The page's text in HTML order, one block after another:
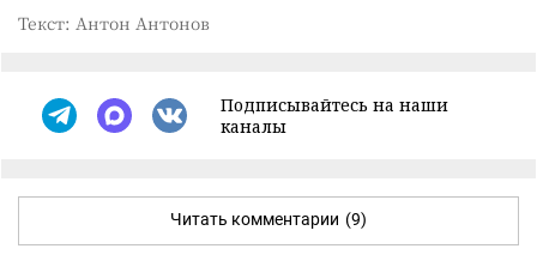
Текст: Антон Антонов
Подписывайтесь на наши
каналы
Читать комментарии (9)